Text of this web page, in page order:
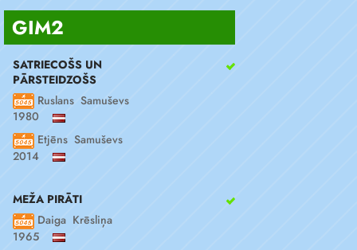
GIM2
SATRIECOŠS UN
PĀRSTEIDZOŠS
Ruslans Samuševs
1980
Etjēns Samuševs
2014
MEŽA PIRĀTI
Daiga Krēsliņa
1965